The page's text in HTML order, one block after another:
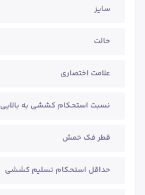
سایز
حالت
علامت اختصاری
نسبت استحکام کششی به بالایی
قطر فک خمش
حداقل استحکام تسلیم کششی